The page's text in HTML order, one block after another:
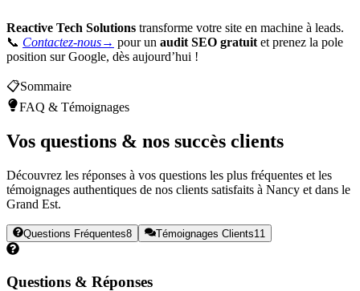
Reactive Tech Solutions transforme votre site en machine à leads.
📞 Contactez-nous→ pour un audit SEO gratuit et prenez la pole
position sur Google, dès aujourd’hui !
📋Sommaire
FAQ & Témoignages
Vos questions & nos succès clients
Découvrez les réponses à vos questions les plus fréquentes et les
témoignages authentiques de nos clients satisfaits à Nancy et dans le
Grand Est.
Questions Fréquentes8 Témoignages Clients11
Questions & Réponses